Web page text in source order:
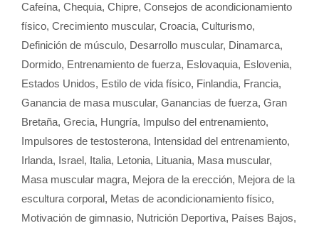
Cafeína, Chequia, Chipre, Consejos de acondicionamiento
físico, Crecimiento muscular, Croacia, Culturismo,
Definición de músculo, Desarrollo muscular, Dinamarca,
Dormido, Entrenamiento de fuerza, Eslovaquia, Eslovenia,
Estados Unidos, Estilo de vida físico, Finlandia, Francia,
Ganancia de masa muscular, Ganancias de fuerza, Gran
Bretaña, Grecia, Hungría, Impulso del entrenamiento,
Impulsores de testosterona, Intensidad del entrenamiento,
Irlanda, Israel, Italia, Letonia, Lituania, Masa muscular,
Masa muscular magra, Mejora de la erección, Mejora de la
escultura corporal, Metas de acondicionamiento físico,
Motivación de gimnasio, Nutrición Deportiva, Países Bajos,